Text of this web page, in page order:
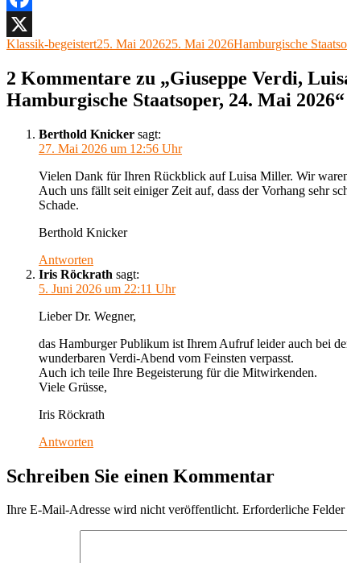
Facebook
X
Autor
Klassik-begeistertVeröffentlicht
25. Mai 202625. Mai 2026Kategorien
Hamburgische
2 Kommentare zu „Giuseppe Verdi,
Hamburgische Staatsoper, 24. Mai 2026“
Berthold Knicker sagt:
27. Mai 2026 um 12:56 Uhr
Vielen Dank für Ihren Rückblick auf Luisa Miller. Wir
Auch uns fällt seit einiger Zeit auf, dass der Vorhang sehr
Schade.
Berthold Knicker
Antworten
Iris Röckrath sagt:
5. Juni 2026 um 22:11 Uhr
Lieber Dr. Wegner,
das Hamburger Publikum ist Ihrem Aufruf leider auch bei
wunderbaren Verdi-Abend vom Feinsten verpasst.
Auch ich teile Ihre Begeisterung für die Mitwirkenden.
Viele Grüsse,
Iris Röckrath
Antworten
Schreiben Sie einen Kommentar
Ihre E-Mail-Adresse wird nicht veröffentlicht. Erforderliche